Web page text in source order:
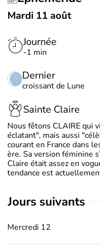
Mardi 11 août
Journée
-1 min
Dernier
croissant de Lune
Sainte Claire
Nous fêtons CLAIRE qui
éclatant", mais aussi
courant en France dans
ère. Sa version féminine
Claire était assez en
tendance est
jours suivants
Mercredi 12